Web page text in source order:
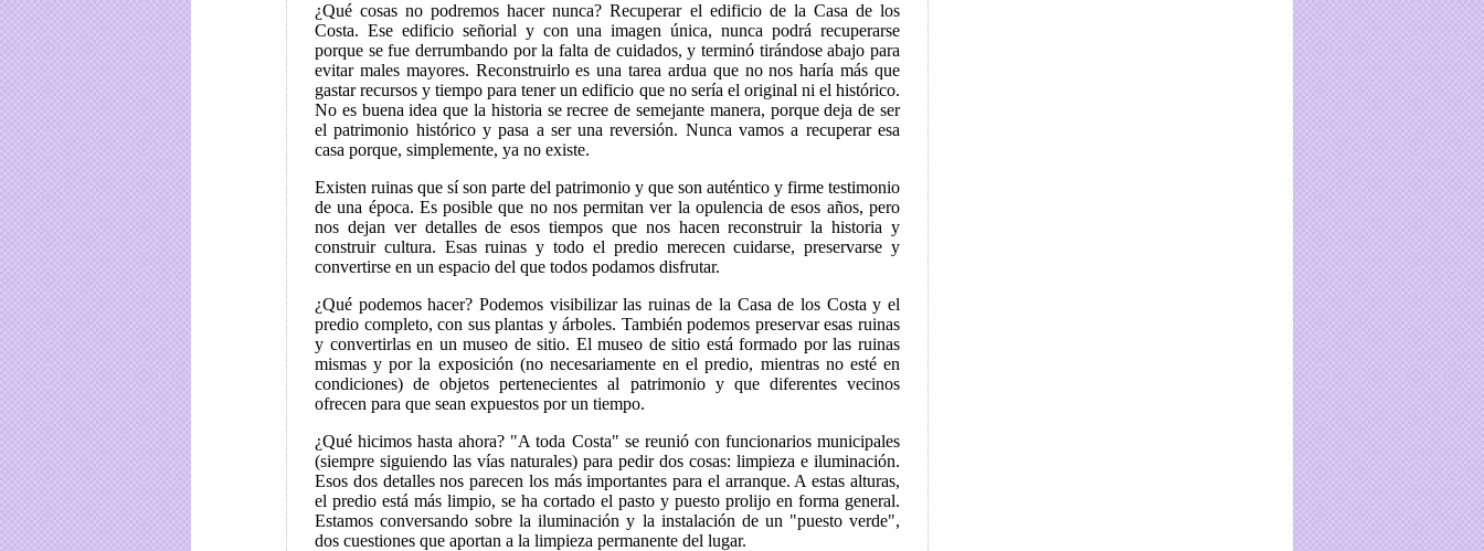
¿Qué cosas no podremos hacer nunca? Recuperar el edificio de la Casa de los
Costa. Ese edificio señorial y con una imagen única, nunca podrá recuperarse
porque se fue derrumbando por la falta de cuidados, y terminó tirándose abajo para
evitar males mayores. Reconstruirlo es una tarea ardua que no nos haría más que
gastar recursos y tiempo para tener un edificio que no sería el original ni el histórico.
No es buena idea que la historia se recree de semejante manera, porque deja de ser
el patrimonio histórico y pasa a ser una reversión. Nunca vamos a recuperar esa
casa porque, simplemente, ya no existe.
Existen ruinas que sí son parte del patrimonio y que son auténtico y firme testimonio
de una época. Es posible que no nos permitan ver la opulencia de esos años, pero
nos dejan ver detalles de esos tiempos que nos hacen reconstruir la historia y
construir cultura. Esas ruinas y todo el predio merecen cuidarse, preservarse y
convertirse en un espacio del que todos podamos disfrutar.
¿Qué podemos hacer? Podemos visibilizar las ruinas de la Casa de los Costa y el
predio completo, con sus plantas y árboles. También podemos preservar esas ruinas
y convertirlas en un museo de sitio. El museo de sitio está formado por las ruinas
mismas y por la exposición (no necesariamente en el predio, mientras no esté en
condiciones) de objetos pertenecientes al patrimonio y que diferentes vecinos
ofrecen para que sean expuestos por un tiempo.
¿Qué hicimos hasta ahora? "A toda Costa" se reunió con funcionarios municipales
(siempre siguiendo las vías naturales) para pedir dos cosas: limpieza e iluminación.
Esos dos detalles nos parecen los más importantes para el arranque. A estas alturas,
el predio está más limpio, se ha cortado el pasto y puesto prolijo en forma general.
Estamos conversando sobre la iluminación y la instalación de un "puesto verde",
dos cuestiones que aportan a la limpieza permanente del lugar.